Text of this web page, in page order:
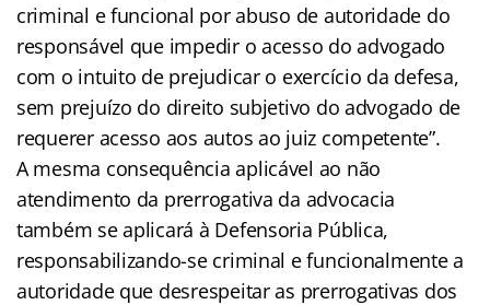
criminal e funcional por abuso de autoridade do
responsável que impedir o acesso do advogado
com o intuito de prejudicar o exercício da defesa,
sem prejuízo do direito subjetivo do advogado de
requerer acesso aos autos ao juiz competente”.
A mesma consequência aplicável ao não
atendimento da prerrogativa da advocacia
também se aplicará à Defensoria Pública,
responsabilizando-se criminal e funcionalmente a
autoridade que desrespeitar as prerrogativas dos